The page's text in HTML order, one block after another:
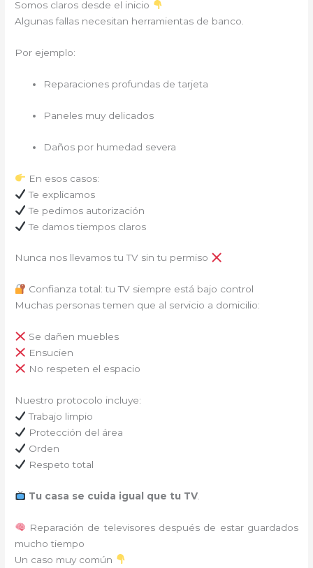
Somos claros desde el inicio
Algunas fallas necesitan herramientas de banco.
Por ejemplo:
Reparaciones profundas de tarjeta
Paneles muy delicados
Daños por humedad severa
En esos casos:
Te explicamos
Te pedimos autorización
Te damos tiempos claros
Nunca nos llevamos tu TV sin tu permiso
Confianza total: tu TV siempre está bajo control
Muchas personas temen que al servicio a domicilio:
Se dañen muebles
Ensucien
No respeten el espacio
Nuestro protocolo incluye:
Trabajo limpio
Protección del área
Orden
Respeto total
Tu casa se cuida igual que tu TV.
Reparación de televisores después de estar guardados
mucho tiempo
Un caso muy común